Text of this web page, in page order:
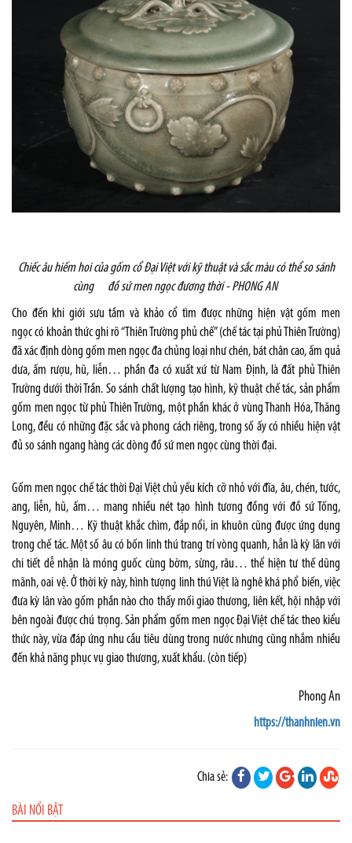
Chiếc âu hiếm hoi của gốm cổ Đại Việt với kỹ thuật và sắc màu có thể so sánh
cùng đồ sứ men ngọc đương thời -PHONG AN
Cho đến khi giới sưu tầm và khảo cổ tìm được những hiện vậtgốm men
ngọccó khoản thức ghi rõ “Thiên Trường phủ chế” (chế tác tại phủ Thiên Trường)
đã xác định dòng gốm men ngọc đa chủng loại như chén, bát chân cao, ấm quả
dưa, ấm rượu, hũ, liễn… phần đa có xuất xứ từ Nam Định, là đất phủ Thiên
Trường dưới thời Trần. So sánh chất lượng tạo hình, kỹ thuật chế tác, sản phẩm
gốm men ngọc từ phủ Thiên Trường, một phần khác ở vùng Thanh Hóa, Thăng
Long, đều có những đặc sắc và phong cách riêng, trong số ấy có nhiều hiện vật
đủ so sánh ngang hàng các dòng đồ sứ men ngọc cùng thời đại.
Gốm men ngọc chế tác thời Đại Việt chủ yếu kích cỡ nhỏ với đĩa, âu, chén, tước,
ang, liễn, hũ, ấm… mang nhiều nét tạo hình tương đồng với đồ sứ Tống,
Nguyên, Minh… Kỹ thuật khắc chìm, đắp nổi, in khuôn cũng được ứng dụng
trong chế tác. Một số âu có bốn linh thú trang trí vòng quanh, hẳn là kỳ lân với
chi tiết dễ nhận là móng guốc cùng bờm, sừng, râu… thể hiện tư thế dũng
mãnh, oai vệ. Ở thời kỳ này, hình tượng linh thú Việt là nghê khá phổ biến, việc
đưa kỳ lân vào gốm phần nào cho thấy mối giao thương, liên kết, hội nhập với
bên ngoài được chú trọng. Sản phẩm gốm men ngọc Đại Việt chế tác theo kiểu
thức này, vừa đáp ứng nhu cầu tiêu dùng trong nước nhưng cũng nhắm nhiều
đến khả năng phục vụ giao thương, xuất khẩu. (còn tiếp)
Phong An
https://thanhnien.vn
Chia sẻ:
BÀI NỔI BẬT